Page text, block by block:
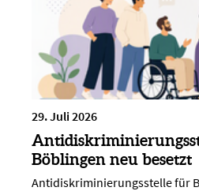
29. Juli 2026
Böblingen neu besetzt
Antidiskriminierungsstelle für